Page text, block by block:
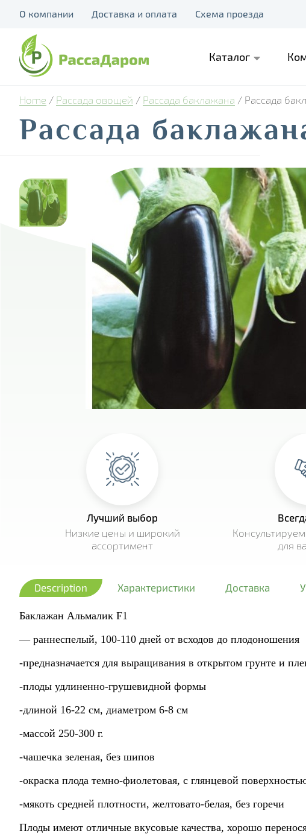
О компании Доставка и оплата Схема проезда
Каталог
Home / Рассада овощей / Рассада баклажана / Рассада
Рассада
Лучший выбор
Низкие цены и широкий
ассортимент
для
Description Характеристики Доставка
Баклажан Альмалик F1
— раннеспелый, 100-110 дней от всходов до плодоношения
-предназначается для выращивания в открытом грунте и
-плоды удлиненно-грушевидной формы
-длиной 16-22 см, диаметром 6-8 см
-массой 250-300 г.
-чашечка зеленая, без шипов
-окраска плода темно-фиолетовая, с глянцевой
-мякоть средней плотности, желтовато-белая, без горечи
Плоды имеют отличные вкусовые качества, хорошо